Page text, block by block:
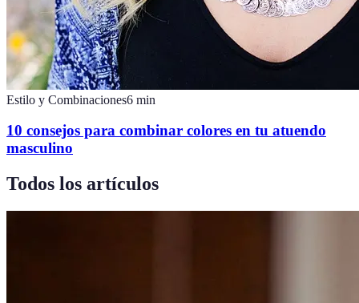
Estilo y Combinaciones6 min
10 consejos para combinar colores en tu atuendo
masculino
Todos los artículos